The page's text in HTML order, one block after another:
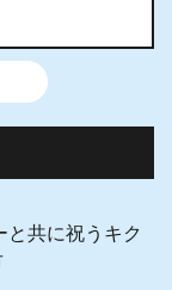
共に祝うキク